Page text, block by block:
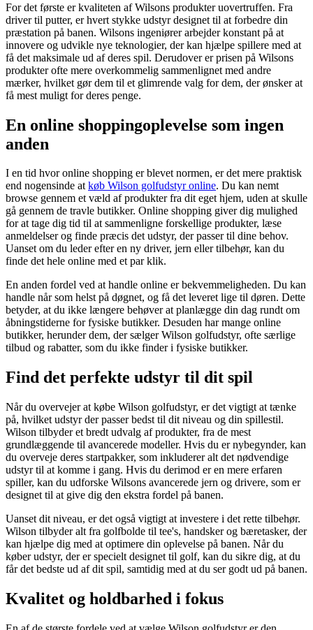
For det første er kvaliteten af Wilsons produkter uovertruffen. Fra
driver til putter, er hvert stykke udstyr designet til at forbedre din
præstation på banen. Wilsons ingeniører arbejder konstant på at
innovere og udvikle nye teknologier, der kan hjælpe spillere med at
få det maksimale ud af deres spil. Derudover er prisen på Wilsons
produkter ofte mere overkommelig sammenlignet med andre
mærker, hvilket gør dem til et glimrende valg for dem, der ønsker at
få mest muligt for deres penge.
En online shoppingoplevelse som ingen
anden
I en tid hvor online shopping er blevet normen, er det mere praktisk
end nogensinde atkøb Wilson golfudstyr online. Du kan nemt
browse gennem et væld af produkter fra dit eget hjem, uden at skulle
gå gennem de travle butikker. Online shopping giver dig mulighed
for at tage dig tid til at sammenligne forskellige produkter, læse
anmeldelser og finde præcis det udstyr, der passer til dine behov.
Uanset om du leder efter en ny driver, jern eller tilbehør, kan du
finde det hele online med et par klik.
En anden fordel ved at handle online er bekvemmeligheden. Du kan
handle når som helst på døgnet, og få det leveret lige til døren. Dette
betyder, at du ikke længere behøver at planlægge din dag rundt om
åbningstiderne for fysiske butikker. Desuden har mange online
butikker, herunder dem, der sælger Wilson golfudstyr, ofte særlige
tilbud og rabatter, som du ikke finder i fysiske butikker.
Find det perfekte udstyr til dit spil
Når du overvejer at købe Wilson golfudstyr, er det vigtigt at tænke
på, hvilket udstyr der passer bedst til dit niveau og din spillestil.
Wilson tilbyder et bredt udvalg af produkter, fra de mest
grundlæggende til avancerede modeller. Hvis du er nybegynder, kan
du overveje deres startpakker, som inkluderer alt det nødvendige
udstyr til at komme i gang. Hvis du derimod er en mere erfaren
spiller, kan du udforske Wilsons avancerede jern og drivere, som er
designet til at give dig den ekstra fordel på banen.
Uanset dit niveau, er det også vigtigt at investere i det rette tilbehør.
Wilson tilbyder alt fra golfbolde til tee's, handsker og bæretasker, der
kan hjælpe dig med at optimere din oplevelse på banen. Når du
køber udstyr, der er specielt designet til golf, kan du sikre dig, at du
får det bedste ud af dit spil, samtidig med at du ser godt ud på banen.
Kvalitet og holdbarhed i fokus